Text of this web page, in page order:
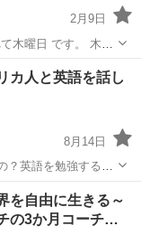
2月9日
日 です。 木曜
一切勧誘のお電話は
ン
カ人と英語を話し
8月14日
やっぱりネイティ
女子会のように堅苦
歳
を自由に生きる～
の3か月コーチ…